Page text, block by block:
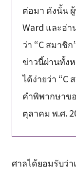
ต่อมา ดังนั้น
Ward และอ่า
ว่า “C สมาชิ
ข่าวนี้ผ่านทั้ง
ได้ง่ายว่า “C
คำพิพากษาข
ตุลาคม พ.ศ.
ศาลได้ยอมรับว่า